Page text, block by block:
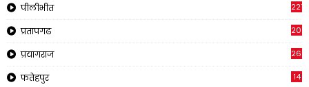
पीलीभीत 2210
प्रतापगढ 2019
प्रयागराज 269
फतेहपुर 14